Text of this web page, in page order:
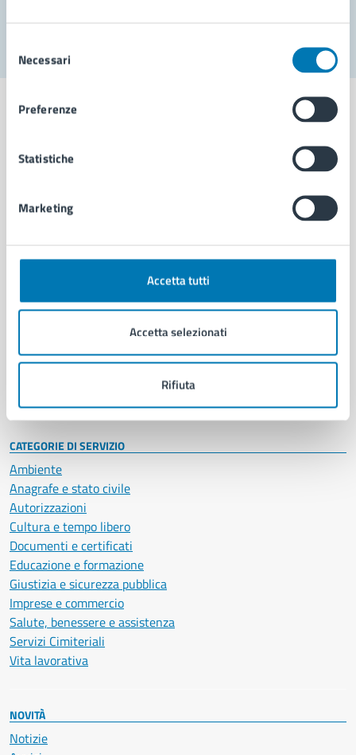
delNecessari
Preferenze
Statistiche
Marketing
Accetta tutti
Accetta selezionati
Rifiuta
Comune di Napoli
AMMINISTRAZIONE
Organi di governo
Enti e fondazioni
Personale amministrativo
Intranet, posta aziendale e protocollo
CATEGORIE DI SERVIZIO
Ambiente
Anagrafe e stato civile
Autorizzazioni
Cultura e tempo libero
Documenti e certificati
Educazione e formazione
Giustizia e sicurezza pubblica
Imprese e commercio
Salute, benessere e assistenza
Servizi Cimiteriali
Vita lavorativa
NOVITÀ
Notizie